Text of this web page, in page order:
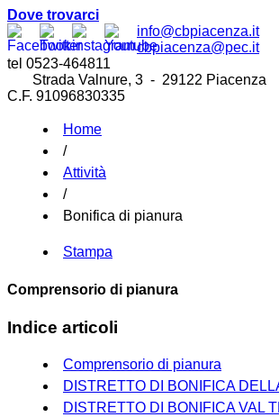
Dove trovarci
info@cbpiacenza.it
cbpiacenza@pec.it
tel 0523-464811
Strada Valnure, 3 - 29122 Piacenza
C.F. 91096830335
Home
/
Attività
/
Bonifica di pianura
Stampa
Comprensorio di pianura
Indice articoli
Comprensorio di pianura
DISTRETTO DI BONIFICA
DISTRETTO DI BONIFICA VAL